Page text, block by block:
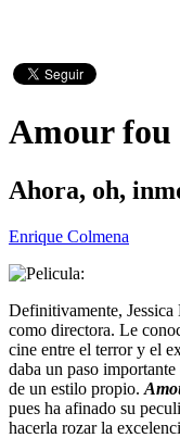
Amour fou
Ahora, oh,
Enrique Colmena
Definitivamente,
como directora. Le
cine entre el terror y el
daba un paso
de un estilo propio.
pues ha afinado su
hacerla rozar la